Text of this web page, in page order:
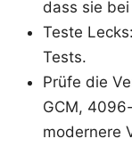
dass sie
Teste
Tests.
Prüfe die
GCM,
modernere